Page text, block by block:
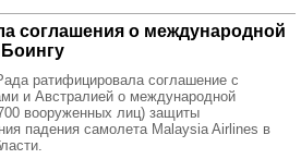
соглашения о международной
ратифицировала соглашение с
и Австралией о международной
вооруженных лиц) защиты
падения самолета Malaysia Airlines в